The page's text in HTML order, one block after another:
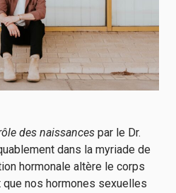
des naissances par le Dr.
dans la myriade de
hormonale altère le corps
nos hormones sexuelles